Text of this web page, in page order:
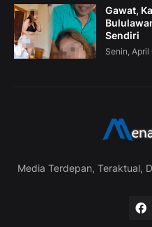
Gawat,
Sendiri
Senin,
Media Terdepan, Teraktual,